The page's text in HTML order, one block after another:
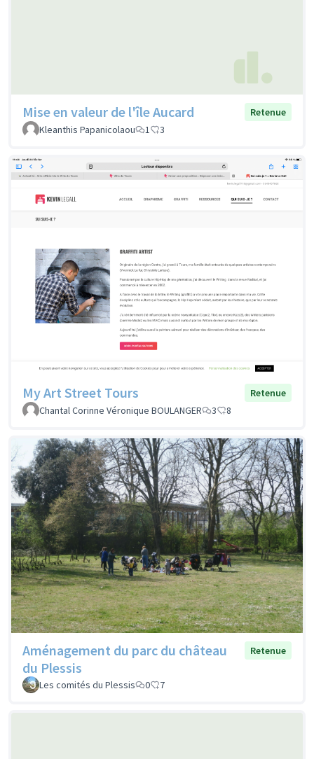
Mise en valeur de l'île Aucard
Retenue
Kleanthis Papanicolaou
1 3
My Art Street Tours
Retenue
Chantal Corinne Véronique BOULANGER
3 8
Aménagement du parc du château
du Plessis
Retenue
Les comités du Plessis 0 7